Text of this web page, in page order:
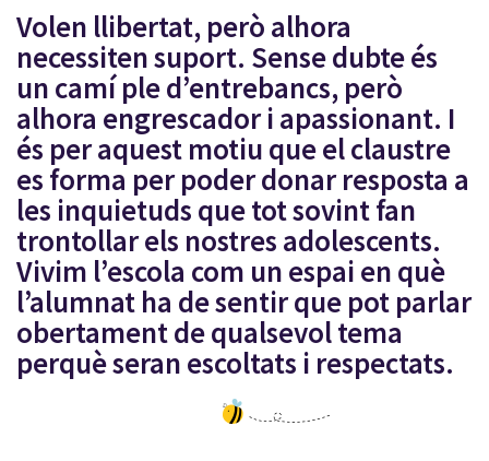
Volen llibertat, però alhora
necessiten suport. Sense dubte és
un camí ple d’entrebancs, però
alhora engrescador i apassionant. I
és per aquest motiu que el claustre
es forma per poder donar resposta a
les inquietuds que tot sovint fan
trontollar els nostres adolescents.
Vivim l’escola com un espai en què
l’alumnat ha de sentir que pot parlar
obertament de qualsevol tema
perquè seran escoltats i respectats.